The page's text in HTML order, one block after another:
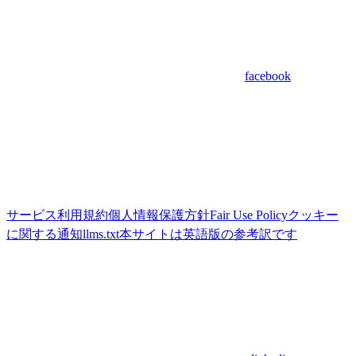
facebook
サービス利用規約個人情報保護方針Fair Use Policyクッキー
に関する通知llms.txt本サイトは英語版の参考訳です